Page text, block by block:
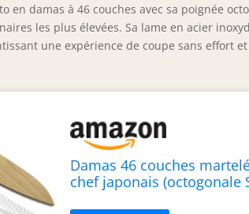
en damas à 46 couches avec sa poignée
les plus élevées. Sa lame en acier
une expérience de coupe sans effort
Damas 46 couches
chef japonais (octogonale